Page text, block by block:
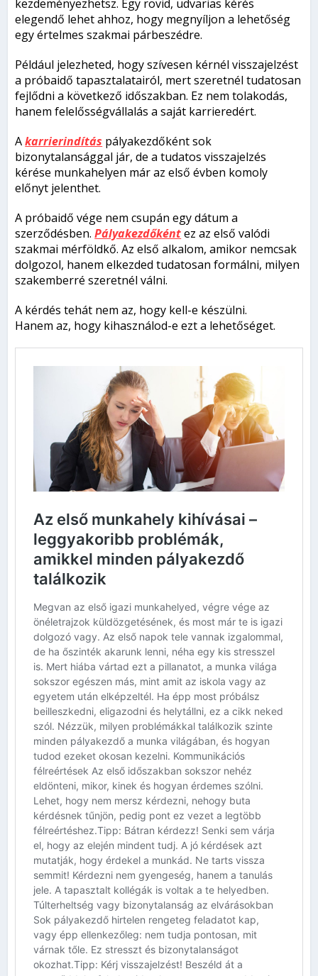
kezdeményezhetsz. Egy rövid, udvarias kérés
elegendő lehet ahhoz, hogy megnyíljon a lehetőség
egy értelmes szakmai párbeszédre.
Például jelezheted, hogy szívesen kérnél visszajelzést
a próbaidő tapasztalatairól, mert szeretnél tudatosan
fejlődni a következő időszakban. Ez nem tolakodás,
hanem felelősségvállalás a saját karrieredért.
Akarrierindítás pályakezdőként sok
bizonytalansággal jár, de a tudatos visszajelzés
kérése munkahelyen már az első évben komoly
előnyt jelenthet.
A próbaidő vége nem csupán egy dátum a
szerződésben.Pályakezdőkéntez az első valódi
szakmai mérföldkő. Az első alkalom, amikor nemcsak
dolgozol, hanem elkezded tudatosan formálni, milyen
szakemberré szeretnél válni.
A kérdés tehát nem az, hogy kell-e készülni.
Hanem az, hogy kihasználod-e ezt a lehetőséget.